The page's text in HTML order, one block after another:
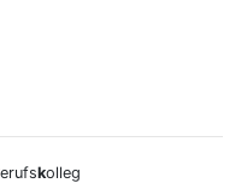
erufskolleg